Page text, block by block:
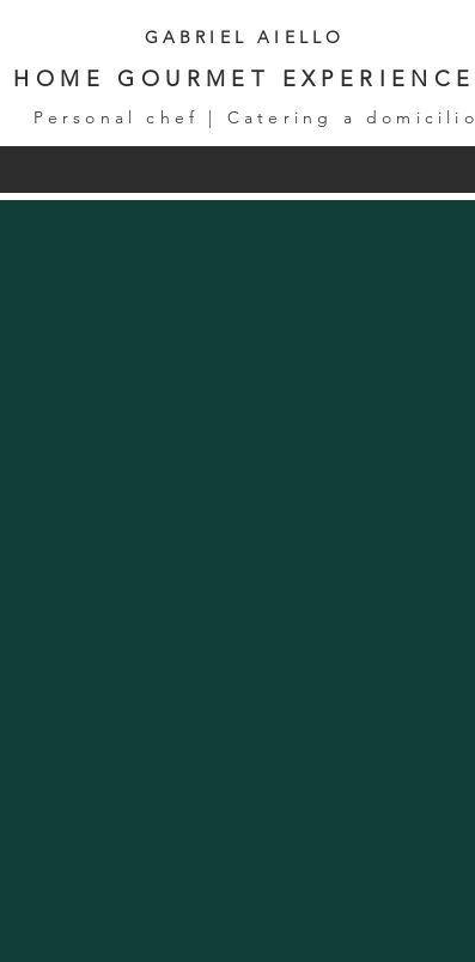
GABRIEL AIELLO
HOME GOURMET EXPERIENCE
Personal chef | Catering a domicilio